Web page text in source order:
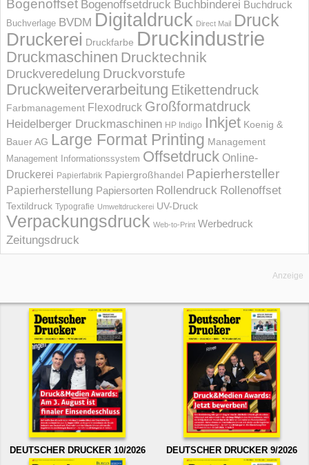
Bogenoffset Bogenoffsetdruck Buchbinderei Buchdruck
Buchverlage BVDM Digitaldruck Direct Mail Druck
Druckerei Druckfarbe Druckindustrie
Druckmaschinen Drucktechnik
Druckveredelung Druckvorstufe
Druckweiterverarbeitung Etikettendruck
Farbmanagement Flexodruck Großformatdruck
Heidelberger Druckmaschinen HP Indigo Inkjet Koenig &
Bauer AG Large Format Printing Management
Management Informations­system Offsetdruck Online-
Druckerei Papierfabrik Papiergroßhandel Papierhersteller
Papierherstellung Papiersorten Rollendruck Rollenoffset
Textildruck Typografie Umweltdruckerei UV-Druck
Verpackungsdruck Web-to-Print Werbedruck
Zeitungsdruck
Anzeige
DEUTSCHER DRUCKER 10/2026 DEUTSCHER DRUCKER 9/2026